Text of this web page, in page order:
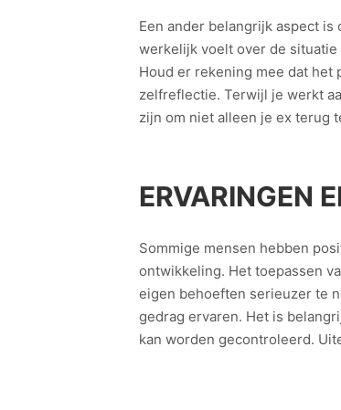
Een ander belangrijk aspect
werkelijk voelt over de
Houd er rekening mee dat het
zelfreflectie. Terwijl je werkt
zijn om niet alleen je ex terug
ERVARINGEN
Sommige mensen hebben
ontwikkeling. Het toepassen
eigen behoeften serieuzer te
gedrag ervaren. Het is
kan worden gecontroleerd.